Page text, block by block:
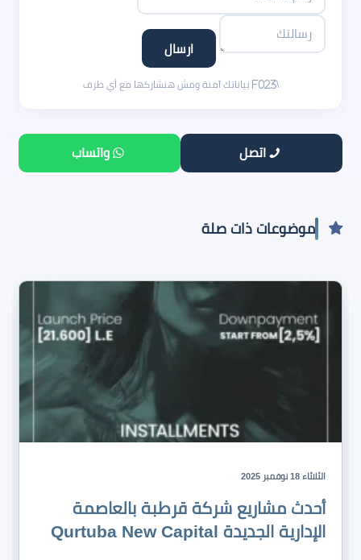
اتصل واتساب
موضوعات ذات صلة
الثلاثاء 18 نوفمبر 2025
أحدث مشاريع شركة قرطبة بالعاصمة
الإدارية الجديدة Qurtuba New Capital